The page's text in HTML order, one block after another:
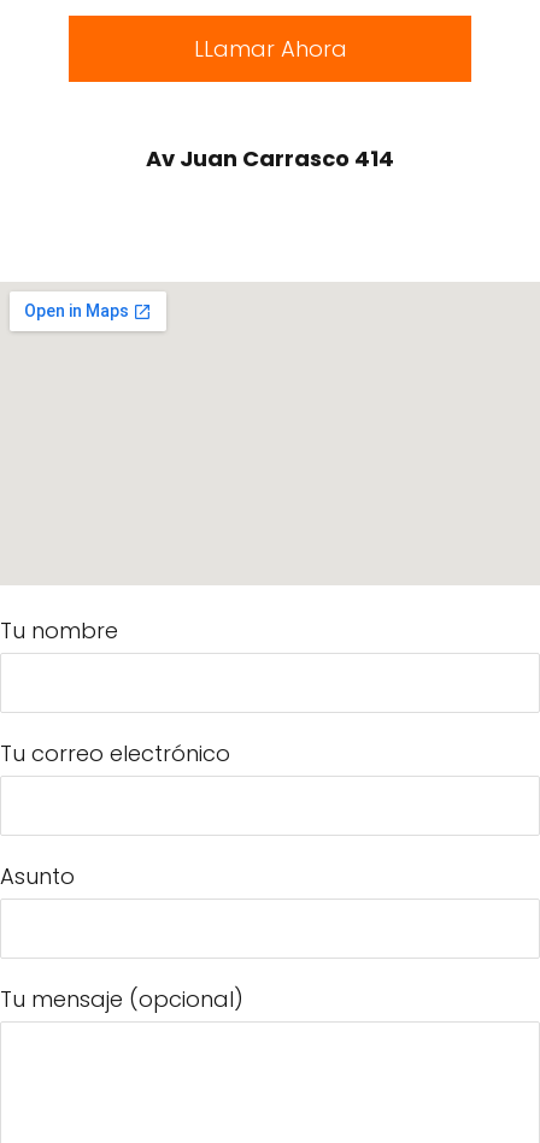
LLamar Ahora
Av Juan Carrasco 414
Tu nombre
Tu correo electrónico
Asunto
Tu mensaje (opcional)